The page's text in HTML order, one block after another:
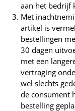
aan het bedrijf
Met
artikel is
bestellingen
30 dagen
met een
vertraging
wel slechts
de consument
bestelling